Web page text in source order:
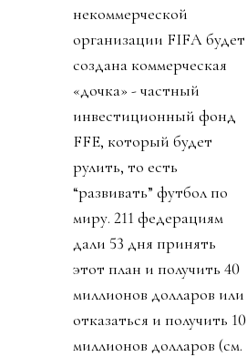
некоммерческой
организации FIFA будет
создана коммерческая
«дочка» - частный
инвестиционный фонд
FFE, который будет
рулить, то есть
“развивать” футбол по
миру. 211 федерациям
дали 53 дня принять
этот план и получить 40
миллионов долларов или
отказаться и получить 10
миллионов долларов (см.